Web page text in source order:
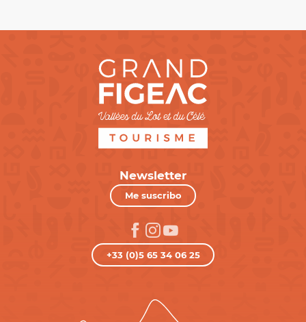
Newsletter
Me suscribo
+33 (0)5 65 34 06 25